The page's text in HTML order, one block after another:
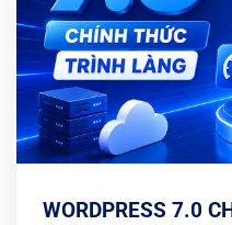
WORDPRESS 7.0